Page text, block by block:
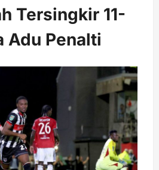
Tersingkir 11-
Adu Penalti